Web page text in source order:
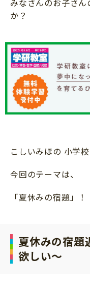
サイトのご利⽤にあたっ
個⼈情報について
みなさんのお子さ
か？
こしいみほの 小学
今回のテーマは、
「夏休みの宿題」！
夏休みの宿題
欲しい～